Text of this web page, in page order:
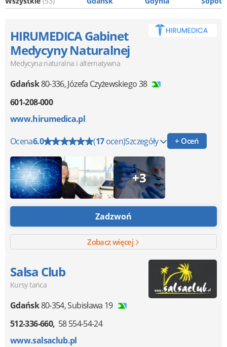
HIRUMEDICA Gabinet
Medycyny Naturalnej
Medycyna naturalna i alternatywna
Gdańsk80-336,Józefa Czyżewskiego 38
601-208-000
www.hirumedica.pl
Ocena6.0 (17ocen)Szczegóły + Oceń
+3
Zadzwoń
Zobacz więcej
Salsa Club
Kursy tańca
Gdańsk80-354,Subisława 19
512-336-660 58 554-54-24
www.salsaclub.pl